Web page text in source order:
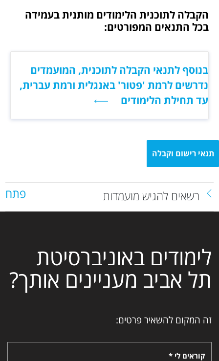
הקבלה לתוכנית הלימודים מותנית בעמידה
בכל התנאים המפורטים:
בנוסף לתנאי הקבלה לתוכנית, המועמדים
נדרשים לרמת 'פטור' באנגלית ורמת עברית,
עד תחילת הלימודים
תנאי רישום וקבלה
רשאים להגיש מועמדות פתח
לימודים באוניברסיטת
תל אביב מעניינים אותך?
זה המקום להשאיר פרטים:
קוראים לי *